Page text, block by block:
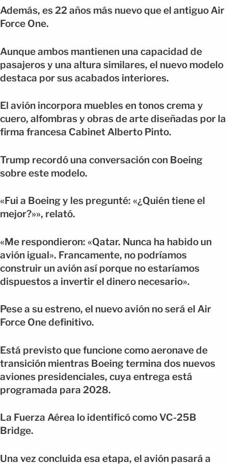
Además, es 22 años más nuevo que el antiguo Air
Force One.
Aunque ambos mantienen una capacidad de
pasajeros y una altura similares, el nuevo modelo
destaca por sus acabados interiores.
El avión incorpora muebles en tonos crema y
cuero, alfombras y obras de arte diseñadas por la
firma francesa Cabinet Alberto Pinto.
Trump recordó una conversación con Boeing
sobre este modelo.
«Fui a Boeing y les pregunté: «¿Quién tiene el
mejor?»», relató.
«Me respondieron: «Qatar. Nunca ha habido un
avión igual». Francamente, no podríamos
construir un avión así porque no estaríamos
dispuestos a invertir el dinero necesario».
Pese a su estreno, el nuevo avión no será el Air
Force One definitivo.
Está previsto que funcione como aeronave de
transición mientras Boeing termina dos nuevos
aviones presidenciales, cuya entrega está
programada para 2028.
La Fuerza Aérea lo identificó como VC-25B
Bridge.
Una vez concluida esa etapa, el avión pasará a